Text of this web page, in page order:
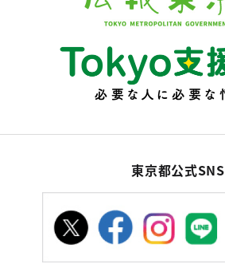
東京都公式SNS